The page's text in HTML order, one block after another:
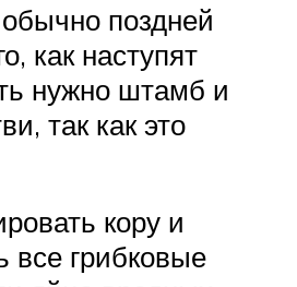
поздней
как наступят
нужно штамб и
так как это
кору и
все грибковые